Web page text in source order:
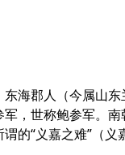
海郡人（今属山
，世称鲍参军。
的“义嘉之难”（